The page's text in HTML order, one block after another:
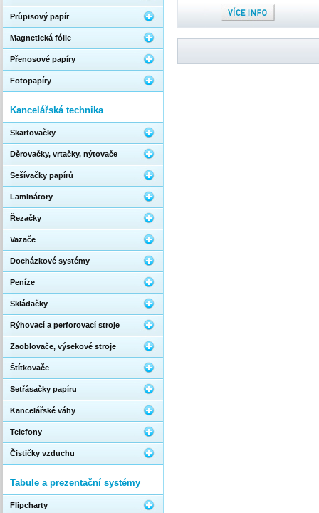
Průpisový papír
Magnetická fólie
Přenosové papíry
Fotopapíry
Kancelářská technika
Skartovačky
Děrovačky, vrtačky, nýtovače
Sešívačky papírů
Laminátory
Řezačky
Vazače
Docházkové systémy
Peníze
Skládačky
Rýhovací a perforovací stroje
Zaoblovače, výsekové stroje
Štítkovače
Setřásačky papíru
Kancelářské váhy
Telefony
Čističky vzduchu
Tabule a prezentační systémy
Flipcharty